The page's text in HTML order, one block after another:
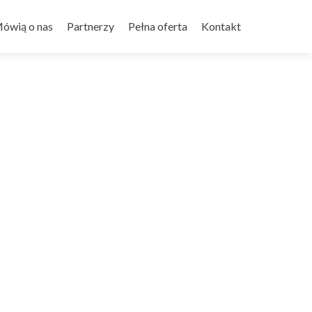
o nas Partnerzy Pełna oferta Kontakt